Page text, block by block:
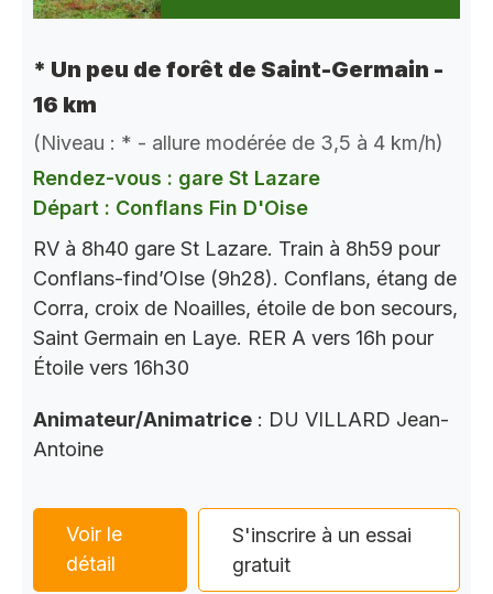
* Un peu de forêt de Saint-Germain -
16 km
(Niveau : * - allure modérée de 3,5 à 4 km/h)
Rendez-vous : gare St Lazare
Départ : Conflans Fin D'Oise
RV à 8h40 gare St Lazare. Train à 8h59 pour
Conflans-find’OIse (9h28). Conflans, étang de
Corra, croix de Noailles, étoile de bon secours,
Saint Germain en Laye. RER A vers 16h pour
Étoile vers 16h30
Animateur/Animatrice : DU VILLARD Jean-
Antoine
Voir le
détail
S'inscrire à un essai
gratuit